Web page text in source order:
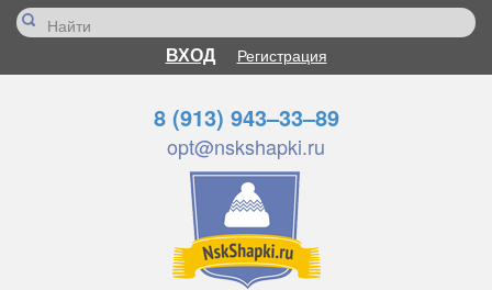
ВХОД Регистрация
8 (913) 943–33–89
opt@nskshapki.ru